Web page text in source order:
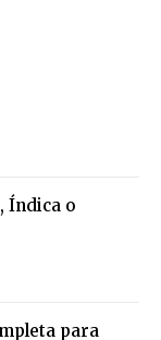
Índica o
para